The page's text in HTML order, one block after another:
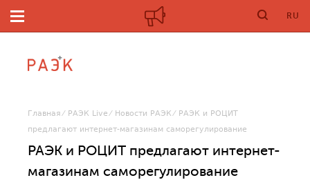
RU
Главная РАЭК Live Новости РАЭК
РАЭК и РОЦИТ
предлагают интернет-магазинам саморегулирование
РАЭК и РОЦИТ предлагают интернет-
магазинам саморегулирование